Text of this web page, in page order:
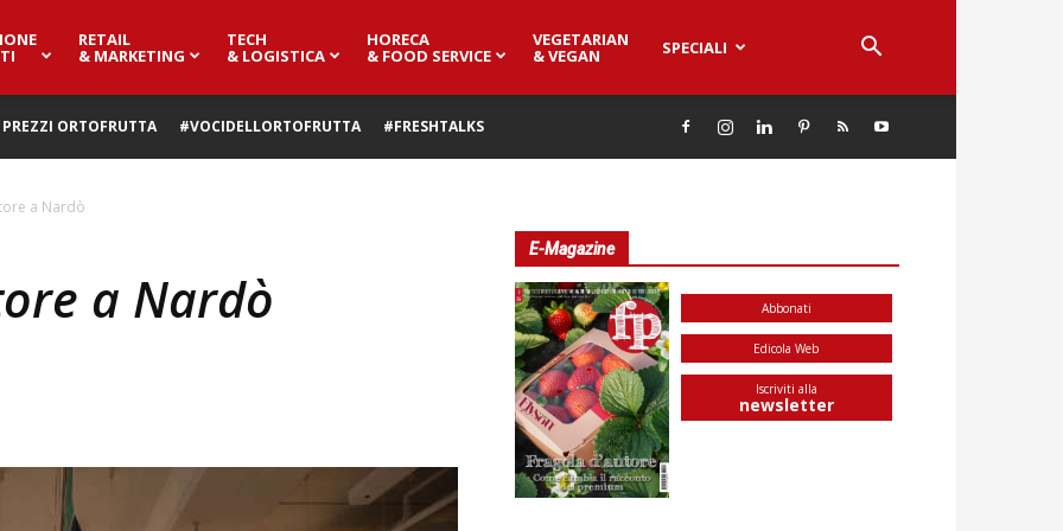
RETAIL
& MARKETING
TECH
& LOGISTICA
HORECA
& FOOD SERVICE
VEGETARIAN
& VEGAN SPECIALI
PREZZI ORTOFRUTTA #VOCIDELLORTOFRUTTA #FRESHTALKS
a Nardò
a Nardò
E-Magazine
Abbonati
Edicola Web
Iscriviti alla
newsletter